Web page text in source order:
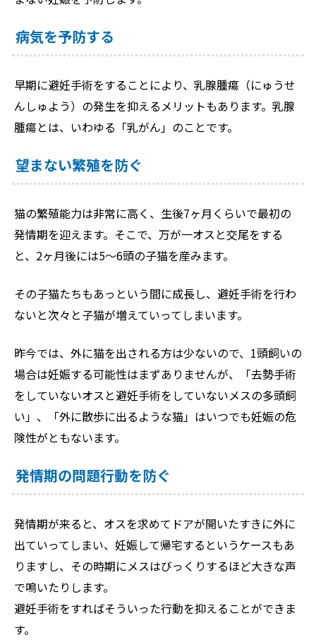
病気を予防する
早期に避妊手術をすることにより、乳腺腫瘍（にゅうせ
んしゅよう）の発生を抑えるメリットもあります。乳腺
腫瘍とは、いわゆる「乳がん」のことです。
望まない繁殖を防ぐ
猫の繁殖能力は非常に高く、生後7ヶ月くらいで最初の
発情期を迎えます。そこで、万が一オスと交尾をする
と、2ヶ月後には5～6頭の子猫を産みます。
その子猫たちもあっという間に成長し、避妊手術を行わ
ないと次々と子猫が増えていってしまいます。
昨今では、外に猫を出される方は少ないので、1頭飼いの
場合は妊娠する可能性はまずありませんが、「去勢手術
をしていないオスと避妊手術をしていないメスの多頭飼
い」、「外に散歩に出るような猫」はいつでも妊娠の危
険性がともないます。
発情期の問題行動を防ぐ
発情期が来ると、オスを求めてドアが開いたすきに外に
出ていってしまい、妊娠して帰宅するというケースもあ
りますし、その時期にメスはびっくりするほど大きな声
で鳴いたりします。
避妊手術をすればそういった行動を抑えることができま
す。